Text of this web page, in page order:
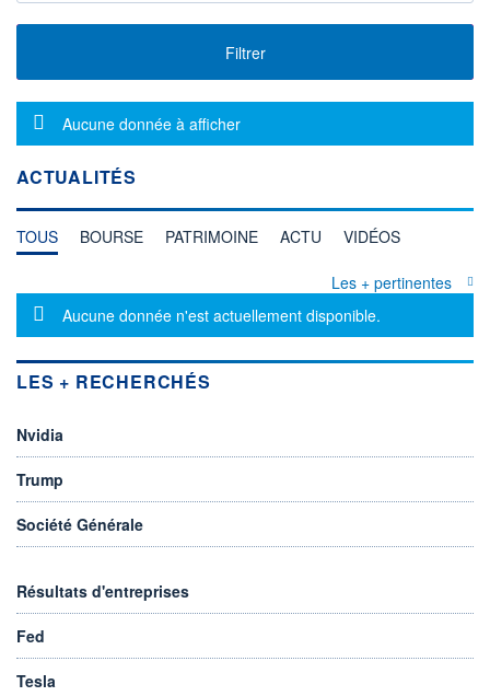
Filtrer
Message d'information
Aucune donnée à afficher
ACTUALITÉS
TOUS BOURSE PATRIMOINE ACTU VIDÉOS
Les + pertinentes
Message d'information
Aucune donnée n'est actuellement disponible.
LES + RECHERCHÉS
Nvidia
Trump
Société Générale
Résultats d'entreprises
Fed
Tesla